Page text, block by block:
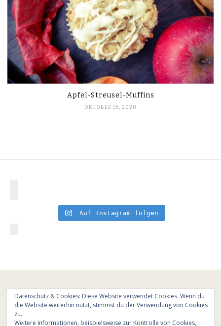
Apfel-Streusel-Muffins
OKTOBER 16, 2020
Auf Instagram folgen
Datenschutz & Cookies: Diese Website verwendet Cookies. Wenn du
die Website weiterhin nutzt, stimmst du der Verwendung von Cookies
zu.
Weitere Informationen, beispielsweise zur Kontrolle von Cookies,